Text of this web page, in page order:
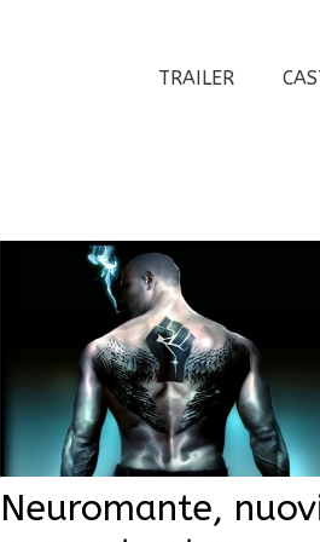
TRAILER
Neuromante,